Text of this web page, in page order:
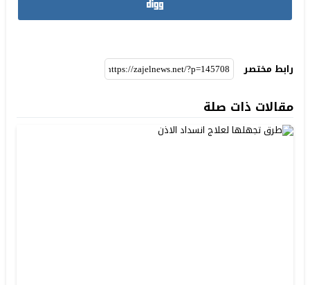
رابط مختصر
مقالات ذات صلة